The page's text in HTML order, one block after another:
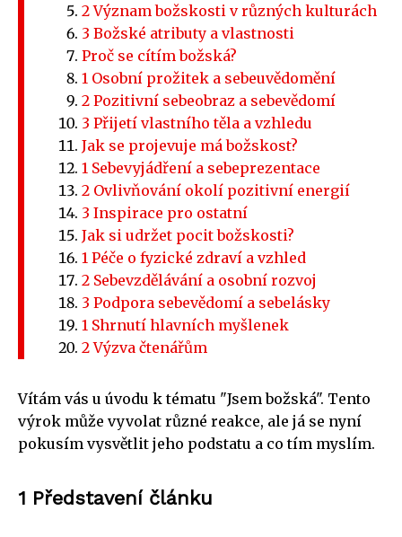
2 Význam božskosti v různých kulturách
3 Božské atributy a vlastnosti
Proč se cítím božská?
1 Osobní prožitek a sebeuvědomění
2 Pozitivní sebeobraz a sebevědomí
3 Přijetí vlastního těla a vzhledu
Jak se projevuje má božskost?
1 Sebevyjádření a sebeprezentace
2 Ovlivňování okolí pozitivní energií
3 Inspirace pro ostatní
Jak si udržet pocit božskosti?
1 Péče o fyzické zdraví a vzhled
2 Sebevzdělávání a osobní rozvoj
3 Podpora sebevědomí a sebelásky
1 Shrnutí hlavních myšlenek
2 Výzva čtenářům
Vítám vás u úvodu k tématu "Jsem božská". Tento
výrok může vyvolat různé reakce, ale já se nyní
pokusím vysvětlit jeho podstatu a co tím myslím.
1 Představení článku